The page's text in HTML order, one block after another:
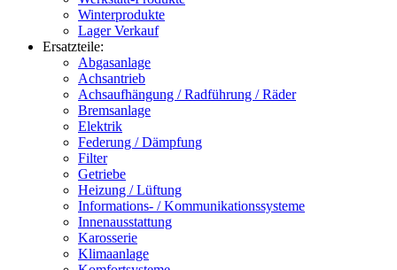
Winterprodukte
Lager Verkauf
Ersatzteile:
Abgasanlage
Achsantrieb
Achsaufhängung / Radführung / Räder
Bremsanlage
Elektrik
Federung / Dämpfung
Filter
Getriebe
Heizung / Lüftung
Informations- / Kommunikationssysteme
Innenausstattung
Karosserie
Klimaanlage